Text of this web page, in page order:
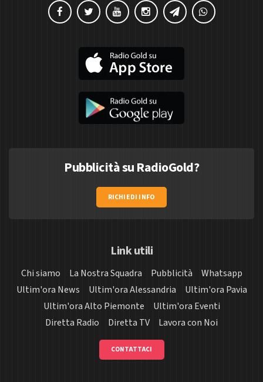
Pubblicità su RadioGold?
RICHIEDI INFO
Link utili
Chi siamo La Nostra Squadra Pubblicità
Whatsapp
Ultim'ora News
Ultim'ora Alessandria
Ultim'ora Pavia
Ultim'ora Alto Piemonte
Ultim'ora Eventi
Diretta Radio
Diretta TV Lavora con Noi
CONTATTACI